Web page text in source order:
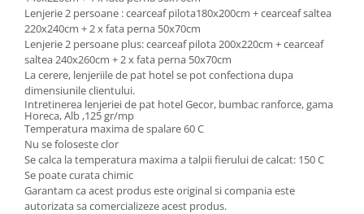
Lenjerie 2 persoane : cearceaf pilota180x200cm + cearceaf saltea
220x240cm + 2 x fata perna 50x70cm
Lenjerie 2 persoane plus: cearceaf pilota 200x220cm + cearceaf
saltea 240x260cm + 2 x fata perna 50x70cm
La cerere, lenjeriile de pat hotel se pot confectiona dupa
dimensiunile clientului.
Intretinerea lenjeriei de pat hotel Gecor, bumbac ranforce, gama
Horeca, Alb ,125 gr/mp
Temperatura maxima de spalare 60 C
Nu se foloseste clor
Se calca la temperatura maxima a talpii fierului de calcat: 150 C
Se poate curata chimic
Garantam ca acest produs este original si compania este
autorizata sa comercializeze acest produs.